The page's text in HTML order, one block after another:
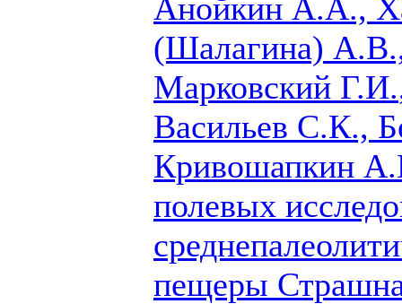
Анойкин А.А.,
(Шалагина)
Марковский Г.И.
Васильев С.К.,
Кривошапкин
полевых
пещеры